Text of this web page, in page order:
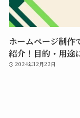
ホームページ制作
紹介！目的・用途
2024年12月22日